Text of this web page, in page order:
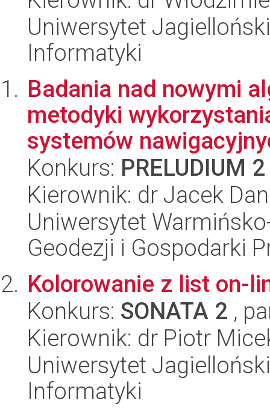
Uniwersytet
Informatyki
Badania nad nowymi
metodyki
systemów
Konkurs: PRELUDIUM 2
Kierownik: dr Jacek
Uniwersytet
Geodezji i Gospodarki
Kolorowanie z list on-
Konkurs: SONATA 2 ,
Kierownik: dr Piotr
Uniwersytet
Informatyki